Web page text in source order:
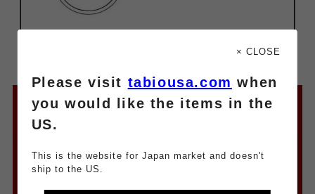
× CLOSE
Please visit tabiousa.com when
you would like the items in the
US.
This is the website for Japan market and doesn't
ship to the US.